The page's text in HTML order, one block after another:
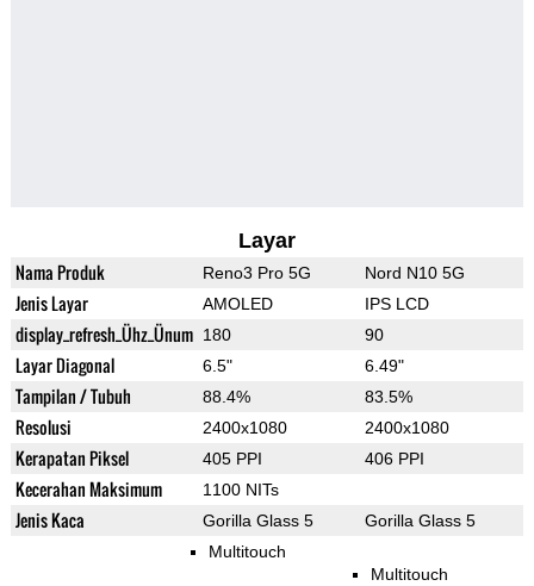
Layar
Nama Produk Reno3 Pro 5G Nord N10 5G
Jenis Layar AMOLED IPS LCD
display_refresh_Ühz_Ünum 180 90
Layar Diagonal 6.5" 6.49"
Tampilan / Tubuh 88.4% 83.5%
Resolusi 2400x1080 2400x1080
Kerapatan Piksel 405 PPI 406 PPI
Kecerahan Maksimum 1100 NITs
Jenis Kaca Gorilla Glass 5 Gorilla Glass 5
Multitouch
Multitouch